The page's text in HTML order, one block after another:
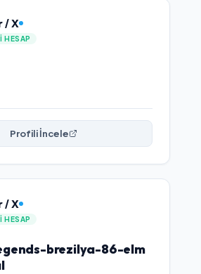
/ X
HESAP
Profili İncele
/ X
HESAP
brezilya-86-elm